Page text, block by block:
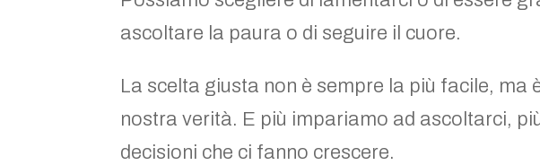
ascoltare la paura o di seguire il cuore.
La scelta giusta non è sempre la più facile, ma
nostra verità. E più impariamo ad ascoltarci,
decisioni che ci fanno crescere.